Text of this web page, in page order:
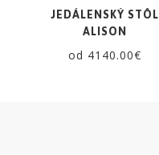
JEDÁLENSKÝ STÔL
ALISON
od 4140.00€